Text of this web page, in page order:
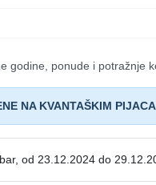
godine, ponude i potražnje
NA KVANTAŠKIM
od 23.12.2024 do